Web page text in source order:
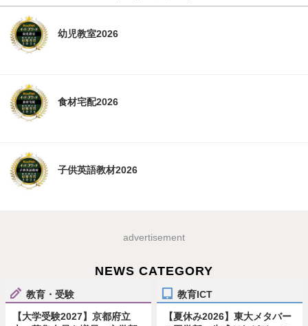
幼児教室2026
食材宅配2026
子供英語教材2026
advertisement
NEWS CATEGORY
教育・受験
【大学受験2027】京都府立
教育ICT
【夏休み2026】東大メタバー